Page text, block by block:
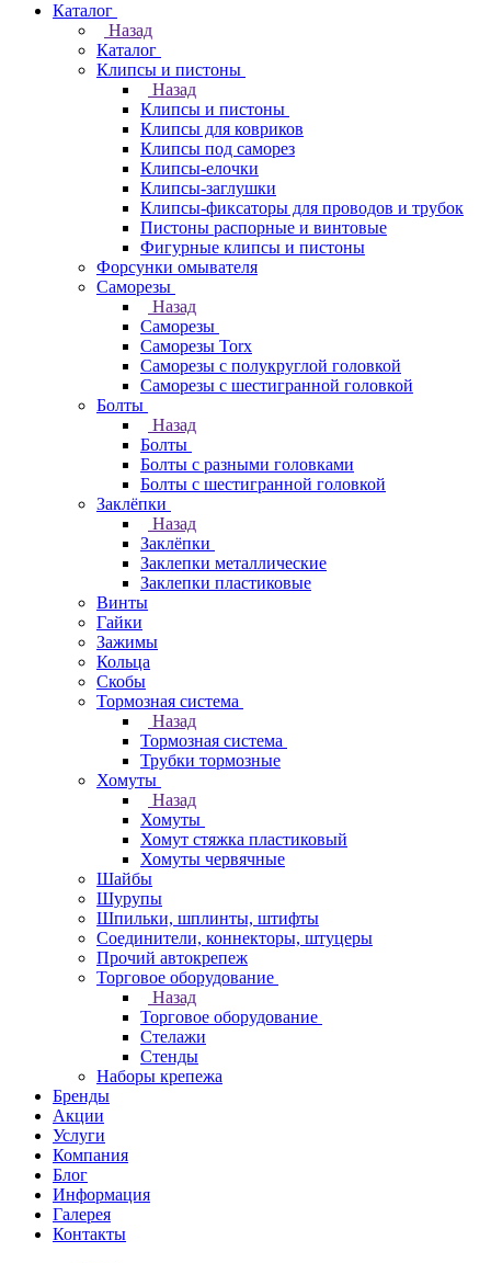
Каталог
Назад
Каталог
Клипсы и пистоны
Назад
Клипсы и пистоны
Клипсы для ковриков
Клипсы под саморез
Клипсы-елочки
Клипсы-заглушки
Клипсы-фиксаторы для проводов и трубок
Пистоны распорные и винтовые
Фигурные клипсы и пистоны
Форсунки омывателя
Саморезы
Назад
Саморезы
Саморезы Torx
Саморезы с полукруглой головкой
Саморезы с шестигранной головкой
Болты
Назад
Болты
Болты с разными головками
Болты с шестигранной головкой
Заклёпки
Назад
Заклёпки
Заклепки металлические
Заклепки пластиковые
Винты
Гайки
Зажимы
Кольца
Скобы
Тормозная система
Назад
Тормозная система
Трубки тормозные
Хомуты
Назад
Хомуты
Хомут стяжка пластиковый
Хомуты червячные
Шайбы
Шурупы
Шпильки, шплинты, штифты
Соединители, коннекторы, штуцеры
Прочий автокрепеж
Торговое оборудование
Назад
Торговое оборудование
Стелажи
Стенды
Наборы крепежа
Бренды
Акции
Услуги
Компания
Блог
Информация
Галерея
Контакты